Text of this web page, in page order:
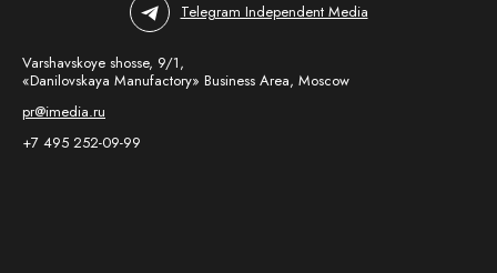
Telegram Independent Media
Varshavskoye shosse, 9/1,
«Danilovskaya Manufactory» Business Area, Moscow
pr@imedia.ru
+7 495 252-09-99